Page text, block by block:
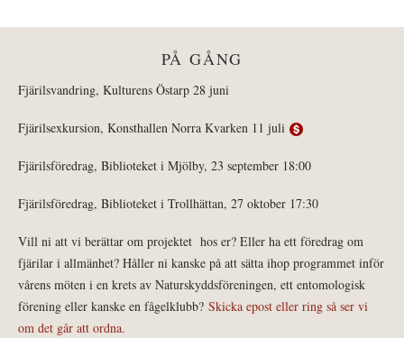
PÅ GÅNG
Fjärilsvandring, Kulturens Östarp 28 juni
Fjärilsexkursion, Konsthallen Norra Kvarken 11 juli
Fjärilsföredrag, Biblioteket i Mjölby, 23 september 18:00
Fjärilsföredrag, Biblioteket i Trollhättan, 27 oktober 17:30
Vill ni att vi berättar om projektet hos er? Eller ha ett föredrag om
fjärilar i allmänhet? Håller ni kanske på att sätta ihop programmet inför
vårens möten i en krets av Naturskyddsföreningen, ett entomologisk
förening eller kanske en fågelklubb? Skicka epost eller ring så ser vi
om det går att ordna.